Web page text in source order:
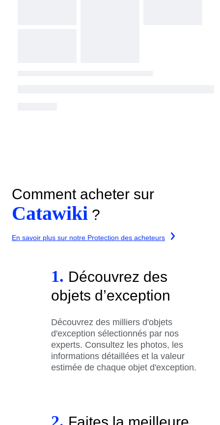
Comment acheter sur
Catawiki ?
En savoir plus sur notre Protection des acheteurs
1. Découvrez des
objets d’exception
Découvrez des milliers d'objets
d'exception sélectionnés par nos
experts. Consultez les photos, les
informations détaillées et la valeur
estimée de chaque objet d'exception.
2.